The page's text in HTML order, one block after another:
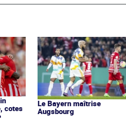
cotes
Le Bayern maîtrise
Augsbourg